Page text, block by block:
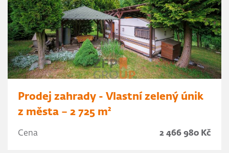
Prodej zahrady - Vlastní zelený únik
z města – 2 725 m²
Cena 2 466 980 Kč